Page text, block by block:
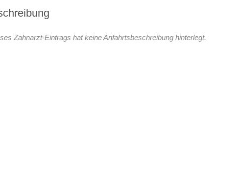
Zahnarzt-Eintrags hat keine Anfahrtsbeschreibung hinterlegt.